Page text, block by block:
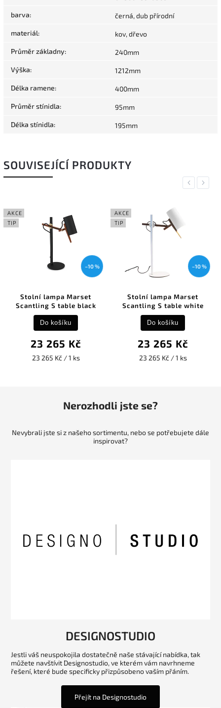
barva: černá, dub přírodní
materiál: kov, dřevo
Průměr základny: 240mm
Výška: 1212mm
Délka ramene: 400mm
Průměr stínidla: 95mm
Délka stínidla: 195mm
SOUVISEJÍCÍ PRODUKTY
Previous
AKCE
TIP
–10 %
Stolní lampa Marset
Scantling S table black
23 265 Kč
23 265 Kč / 1 ks
Do košíku
AKCE
TIP
–10 %
Stolní lampa Marset
Scantling S table white
23 265 Kč
23 265 Kč / 1 ks
Do košíku
Next
Nerozhodli jste se?
Nevybrali jste si z našeho sortimentu, nebo se potřebujete dále
inspirovat?
DESIGNOSTUDIO
Jestli váš neuspokojila dostatečně naše stávající nabídka, tak
můžete navštívit Designostudio, ve kterém vám navrhneme
řešení, které bude specificky přizpůsobeno vaším přáním.
Přejít na Designostudio